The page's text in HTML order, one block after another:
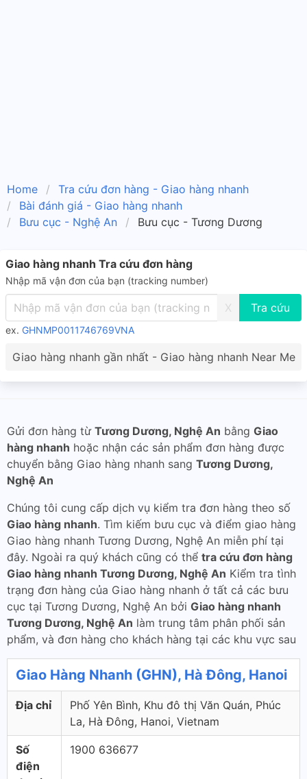
Home
Tra cứu đơn hàng - Giao hàng nhanh
Bài đánh giá - Giao hàng nhanh
Bưu cục - Nghệ An
Bưu cục - Tương Dương
Giao hàng nhanh Tra cứu đơn hàng
Nhập mã vận đơn của bạn (tracking number)
X
ex. GHNMP0011746769VNA
Giao hàng nhanh gần nhất - Giao hàng nhanh Near Me
Gửi đơn hàng từ Tương Dương, Nghệ An bằng Giao
hàng nhanh hoặc nhận các sản phẩm đơn hàng được
chuyển bằng Giao hàng nhanh sang Tương Dương,
Nghệ An
Chúng tôi cung cấp dịch vụ kiểm tra đơn hàng theo số
Giao hàng nhanh. Tìm kiếm bưu cục và điểm giao hàng
Giao hàng nhanh Tương Dương, Nghệ An miễn phí tại
đây. Ngoài ra quý khách cũng có thể tra cứu đơn hàng
Giao hàng nhanh Tương Dương, Nghệ An Kiểm tra tình
trạng đơn hàng của Giao hàng nhanh ở tất cả các bưu
cục tại Tương Dương, Nghệ An bởi Giao hàng nhanh
Tương Dương, Nghệ An làm trung tâm phân phối sản
phẩm, và đơn hàng cho khách hàng tại các khu vực sau
Giao Hàng Nhanh (GHN), Hà Đông, Hanoi
Địa chỉ
Phố Yên Bình, Khu đô thị Văn Quán, Phúc
La, Hà Đông, Hanoi, Vietnam
Số
điện
1900 636677